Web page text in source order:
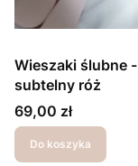
Wieszaki ślubne -
subtelny róż
Cena
69,00 zł
Do koszyka